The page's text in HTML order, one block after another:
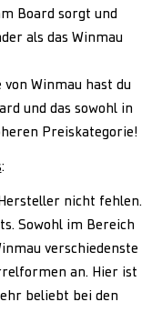
Board sorgt und
als das Winmau
Winmau hast du
und das sowohl in
Preiskategorie!
:
nicht fehlen.
Sowohl im Bereich
verschiedenste
an. Hier ist
beliebt bei den